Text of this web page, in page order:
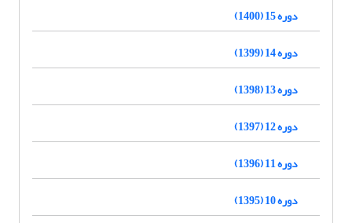
دوره 15 (1400)
دوره 14 (1399)
دوره 13 (1398)
دوره 12 (1397)
دوره 11 (1396)
دوره 10 (1395)